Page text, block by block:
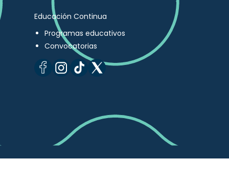
Educación Continua
Programas educativos
Convocatorias